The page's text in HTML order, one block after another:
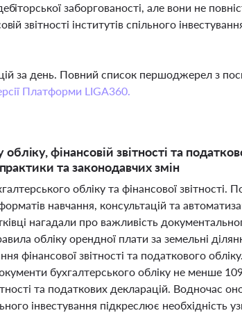
заборгованості, але вони не
звітності інститутів спільного
за день. Повний список першоджерел з
Платформи LIGA360.
фінансовій звітності та
та законодавчих змін
обліку та фінансової звітності.
навчання, консультацій та
нагадали про важливість
обліку орендної плати за земельні
фінансової звітності та податкового
бухгалтерського обліку не менше
та податкових декларацій. Водночас
інвестування підкреслює необхідність